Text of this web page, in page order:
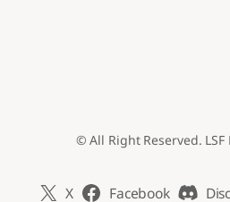
© All Right Reserved. LSF
X Facebook